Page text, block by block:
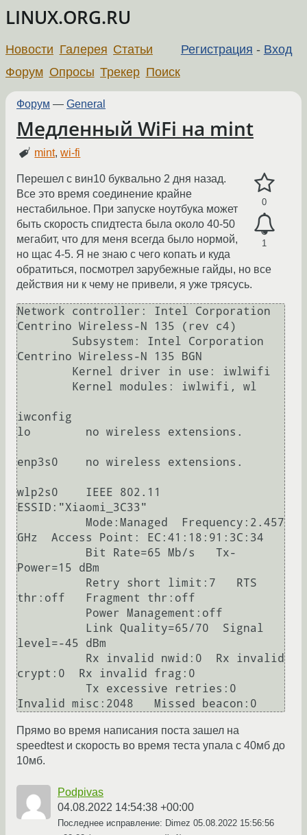
LINUX.ORG.RU
Регистрация - Вход
Новости Галерея Статьи
Форум Опросы Трекер Поиск
Форум — General
Медленный WiFi на mint
mint,wi-fi
0
1
Перешел с вин10 буквально 2 дня назад.
Все это время соединение крайне
нестабильное. При запуске ноутбука может
быть скорость спидтеста была около 40-50
мегабит, что для меня всегда было нормой,
но щас 4-5. Я не знаю с чего копать и куда
обратиться, посмотрел зарубежные гайды, но все
действия ни к чему не привели, я уже трясусь.
Network controller: Intel Corporation
Centrino Wireless-N 135 (rev c4)
Centrino Wireless-N 135 BGN
iwconfig
lo        no wireless extensions.
enp3s0    no wireless extensions.
wlp2s0    IEEE 802.11
ESSID:"Xiaomi_3C33"
GHz  Access Point: EC:41:18:91:3C:34
Power=15 dBm
thr:off   Fragment thr:off
level=-45 dBm
crypt:0  Rx invalid frag:0
Прямо во время написания поста зашел на
speedtest и скорость во время теста упала с 40мб до
10мб.
Podpivas
04.08.2022 14:54:38 +00:00
Последнее исправление: Dimez 05.08.2022 15:56:56